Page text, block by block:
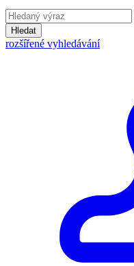
Hledat
rozšířené vyhledávání